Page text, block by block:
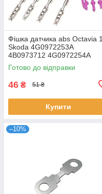
Фішка датчика abs Octavia 1
Skoda 4G0972253A
4B0973712 4G0972254A
Готово до відправки
46 ₴ 51 ₴
Купити
–10%